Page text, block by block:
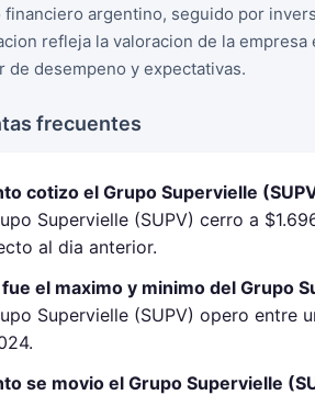
financiero argentino, seguido por
refleja la valoracion de la
de desempeno y expectativas.
frecuentes
cotizo el Grupo Supervielle
Supervielle (SUPV) cerro a
al dia anterior.
el maximo y minimo del Grupo
Supervielle (SUPV) opero entre
se movio el Grupo Supervielle